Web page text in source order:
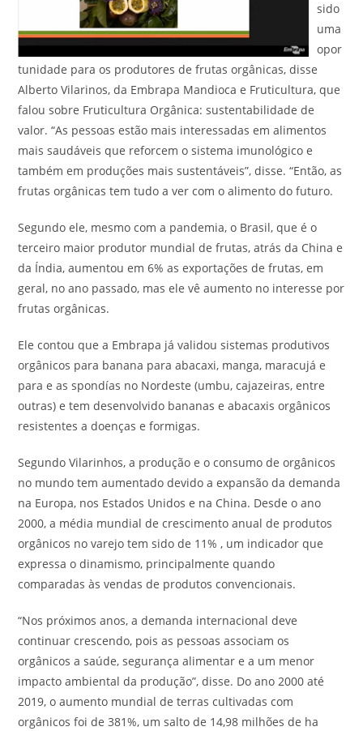
sido
uma
opor
tunidade para os produtores de frutas orgânicas, disse
Alberto Vilarinos, da Embrapa Mandioca e Fruticultura, que
falou sobre Fruticultura Orgânica: sustentabilidade de
valor. “As pessoas estão mais interessadas em alimentos
mais saudáveis que reforcem o sistema imunológico e
também em produções mais sustentáveis”, disse. “Então, as
frutas orgânicas tem tudo a ver com o alimento do futuro.
Segundo ele, mesmo com a pandemia, o Brasil, que é o
terceiro maior produtor mundial de frutas, atrás da China e
da Índia, aumentou em 6% as exportações de frutas, em
geral, no ano passado, mas ele vê aumento no interesse por
frutas orgânicas.
Ele contou que a Embrapa já validou sistemas produtivos
orgânicos para banana para abacaxi, manga, maracujá e
para e as spondías no Nordeste (umbu, cajazeiras, entre
outras) e tem desenvolvido bananas e abacaxis orgânicos
resistentes a doenças e formigas.
Segundo Vilarinhos, a produção e o consumo de orgânicos
no mundo tem aumentado devido a expansão da demanda
na Europa, nos Estados Unidos e na China. Desde o ano
2000, a média mundial de crescimento anual de produtos
orgânicos no varejo tem sido de 11% , um indicador que
expressa o dinamismo, principalmente quando
comparadas às vendas de produtos convencionais.
“Nos próximos anos, a demanda internacional deve
continuar crescendo, pois as pessoas associam os
orgânicos a saúde, segurança alimentar e a um menor
impacto ambiental da produção”, disse. Do ano 2000 até
2019, o aumento mundial de terras cultivadas com
orgânicos foi de 381%, um salto de 14,98 milhões de ha